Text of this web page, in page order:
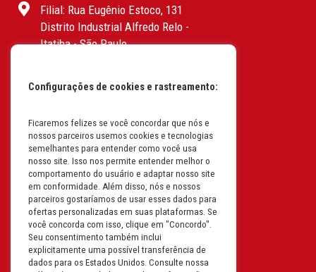
Filial: Rua Eugênio Estoco, 131
Distrito Industrial Alfredo Relo -
Itatiba - São Paulo
I.E: 382.096.357.1147
Filial: Av. Odila Chaves Rodrigues,
1277
Parque industrial RM - Condomínio
Therapark - Jundiaí - São Paulo
CEP: 13.213-087 | CNPJ:
61.193.496/0018-08
I.E: 407.642.800.114
Filial: Rua em Projeto G, 728 – Letra A
Configurações de cookies e rastreamento:
Ficaremos felizes se você concordar que nós e
nossos parceiros usemos cookies e tecnologias
semelhantes para entender como você usa
nosso site. Isso nos permite entender melhor o
comportamento do usuário e adaptar nosso site
em conformidade. Além disso, nós e nossos
parceiros gostaríamos de usar esses dados para
ofertas personalizadas em suas plataformas. Se
você concorda com isso, clique em "Concordo".
Seu consentimento também inclui
explicitamente uma possível transferência de
dados para os Estados Unidos. Consulte nossa